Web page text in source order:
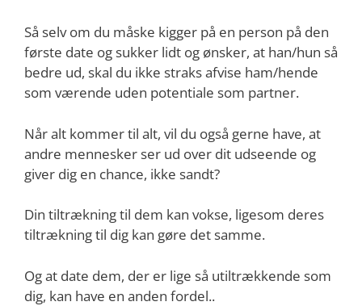
Så selv om du måske kigger på en person på den
første date og sukker lidt og ønsker, at han/hun så
bedre ud, skal du ikke straks afvise ham/hende
som værende uden potentiale som partner.
Når alt kommer til alt, vil du også gerne have, at
andre mennesker ser ud over dit udseende og
giver dig en chance, ikke sandt?
Din tiltrækning til dem kan vokse, ligesom deres
tiltrækning til dig kan gøre det samme.
Og at date dem, der er lige så utiltrækkende som
dig, kan have en anden fordel..